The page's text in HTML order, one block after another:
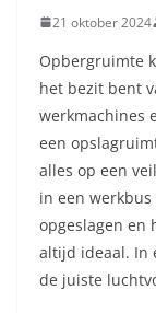
21 oktober 2024
Opbergruimte
het bezit bent
werkmachines
een
alles op een
in een
opgeslagen en
altijd ideaal. In
de juiste